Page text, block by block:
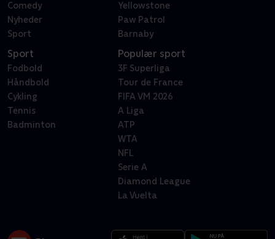
Comedy
Nyheder
Sport
Yellowstone
Paw Patrol
Barnaby
Sport
Fodbold
Håndbold
Cykling
Tennis
Badminton
Populær sport
3F Superliga
Tour de France
FIFA VM 2026
A Liga
ATP
WTA
NFL
Serie A
Diamond League
La Vuelta